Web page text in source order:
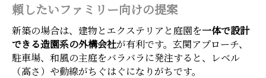
頼したいファミリー向けの提案
新築の場合は、建物とエクステリアと庭園を一体で設計
できる造園系の外構会社が有利です。玄関アプローチ、
駐車場、和風の主庭をバラバラに発注すると、レベル
（高さ）や動線がちぐはぐになりがちです。